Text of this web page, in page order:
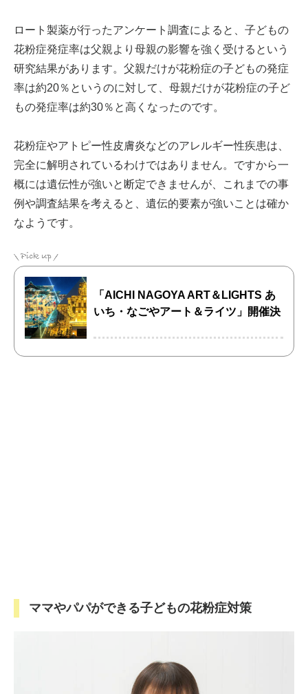
ロート製薬が行ったアンケート調査によると、子どもの
花粉症発症率は父親より母親の影響を強く受けるという
研究結果があります。父親だけが花粉症の子どもの発症
率は約20％というのに対して、母親だけが花粉症の子ど
もの発症率は約30％と高くなったのです。
花粉症やアトピー性皮膚炎などのアレルギー性疾患は、
完全に解明されているわけではありません。ですから一
概には遺伝性が強いと断定できませんが、これまでの事
例や調査結果を考えると、遺伝的要素が強いことは確か
なようです。
「AICHI NAGOYA ART＆LIGHTS あ
いち・なごやアート＆ライツ」開催決
ママやパパができる子どもの花粉症対策